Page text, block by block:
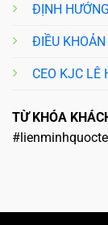
ĐỊNH
ĐIỀU
CEO KJC LÊ
TỪ KHÓA